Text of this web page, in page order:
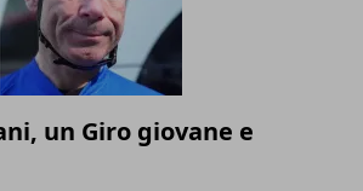
un Giro giovane e